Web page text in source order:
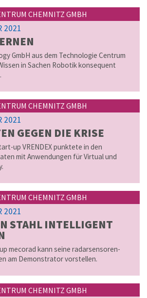
CHEMNITZ GMBH
2021
GmbH aus dem Technologie Centrum
in Sachen Robotik konsequent
CHEMNITZ GMBH
2021
GEGEN DIE KRISE
up VRENDEX punktete in den
mit Anwendungen für Virtual und
CHEMNITZ GMBH
2021
STAHL IN­TEL­LI­GENT
mecorad kann seine radarsensoren-
am Demonstrator vorstellen.
CHEMNITZ GMBH